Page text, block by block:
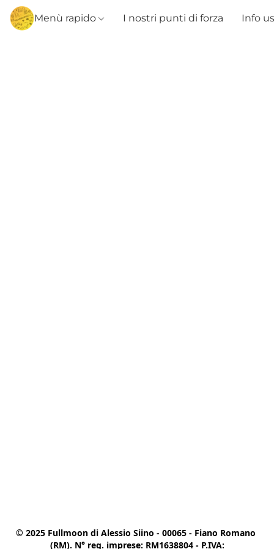
Menù rapido I nostri punti di forza Info
© 2025 Fullmoon di Alessio Siino - 00065 - Fiano Romano
(RM). N° reg. imprese: RM1638804 - P.IVA: